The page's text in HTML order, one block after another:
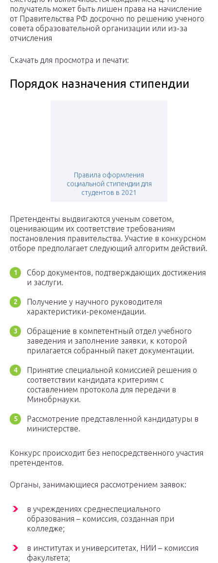
получатель может быть лишен права на начисление
от Правительства РФ досрочно по решению ученого
совета образовательной организации или из-за
отчисления
Скачать для просмотра и печати:
Порядок назначения стипендии
Правила оформления
социальной стипендии для
студентов в 2021
Претенденты выдвигаются ученым советом,
оценивающим их соответствие требованиям
постановления правительства. Участие в конкурсном
отборе предполагает следующий алгоритм действий.
Сбор документов, подтверждающих достижения
и заслуги.
Получение у научного руководителя
характеристики-рекомендации.
Обращение в компетентный отдел учебного
заведения и заполнение заявки, к которой
прилагается собранный пакет документации.
Принятие специальной комиссией решения о
соответствии кандидата критериям с
составлением протокола для передачи в
Минобрнауки.
Рассмотрение представленной кандидатуры в
министерстве.
Конкурс происходит без непосредственного участия
претендентов.
Органы, занимающиеся рассмотрением заявок:
в учреждениях среднеспециального
образования – комиссия, созданная при
колледже;
в институтах и университетах, НИИ – комиссия
факультета;